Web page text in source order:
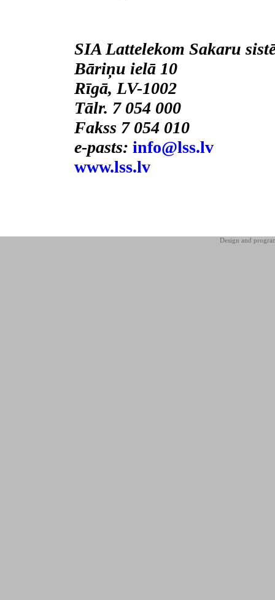
SIA Lattelekom Sakaru
Bāriņu ielā 10
Rīgā, LV-1002
Tālr. 7 054 000
Fakss 7 054 010
e-pasts: info@lss.lv
www.lss.lv
Design and